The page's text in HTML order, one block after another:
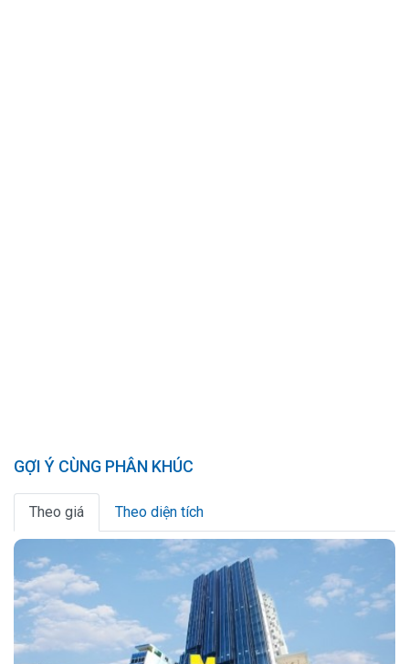
GỢI Ý CÙNG PHÂN KHÚC
Theo giá Theo diện tích